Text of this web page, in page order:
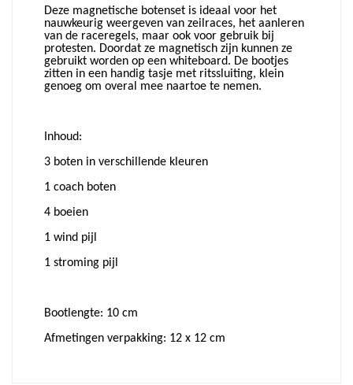
Deze magnetische botenset is ideaal voor het
nauwkeurig weergeven van zeilraces, het aanleren
van de raceregels, maar ook voor gebruik bij
protesten. Doordat ze magnetisch zijn kunnen ze
gebruikt worden op een whiteboard. De bootjes
zitten in een handig tasje met ritssluiting, klein
genoeg om overal mee naartoe te nemen.
Inhoud:
3 boten in verschillende kleuren
1 coach boten
4 boeien
1 wind pijl
1 stroming pijl
Bootlengte: 10 cm
Afmetingen verpakking: 12 x 12 cm